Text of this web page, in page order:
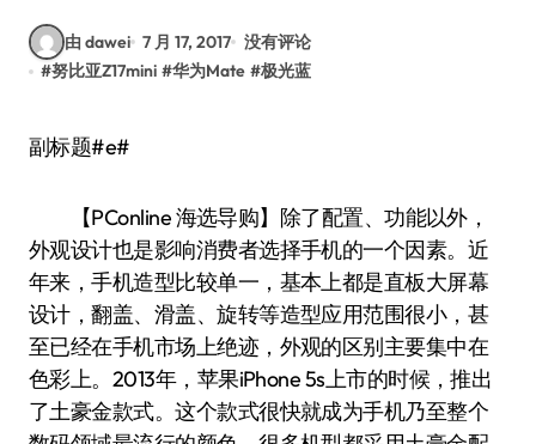
由 dawei 7 月 17, 2017 没有评论
#努比亚Z17mini #华为Mate #极光蓝
副标题#e#
【PConline 海选导购】除了配置、功能以外，
外观设计也是影响消费者选择手机的一个因素。近
年来，手机造型比较单一，基本上都是直板大屏幕
设计，翻盖、滑盖、旋转等造型应用范围很小，甚
至已经在手机市场上绝迹，外观的区别主要集中在
色彩上。2013年，苹果iPhone 5s上市的时候，推出
了土豪金款式。这个款式很快就成为手机乃至整个